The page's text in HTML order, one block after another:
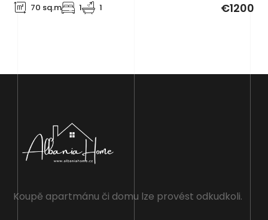
70 sq.m 1 1 €1200
Koupě apartmánu či domu lze provést odkudkoli.